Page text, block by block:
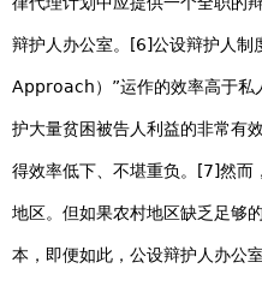
辩护人办公室。[6]公设辩护人
Approach）”运作的效率高于私
护大量贫困被告人利益的非常有
得效率低下、不堪重负。[7]然而
地区。但如果农村地区缺乏足够
本，即便如此，公设辩护人办公